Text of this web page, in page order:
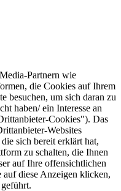
Partnern wie
die Cookies auf Ihrem
besuchen, um sich daran zu
haben/ ein Interesse an
Cookies"). Das
Websites
sich bereit erklärt hat,
zu schalten, die Ihnen
auf Ihre offensichtlichen
auf diese Anzeigen klicken,